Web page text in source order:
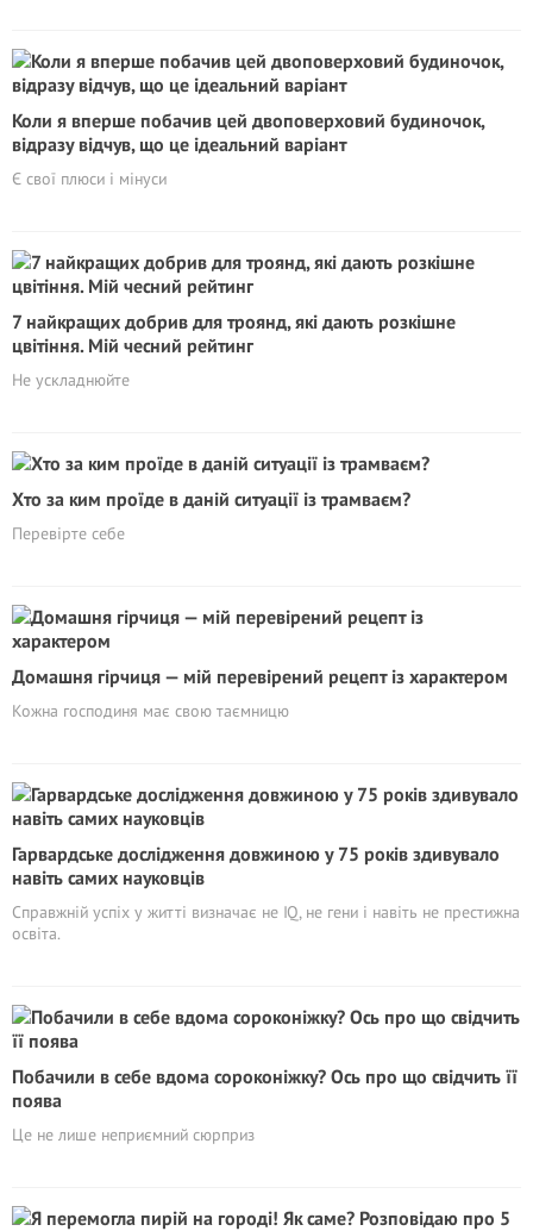
Коли я вперше побачив цей двоповерховий будиночок,
відразу відчув, що це ідеальний варіант
Є свої плюси і мінуси
7 найкращих добрив для троянд, які дають розкішне
цвітіння. Мій чесний рейтинг
Не ускладнюйте
Хто за ким проїде в даній ситуації із трамваєм?
Перевірте себе
Домашня гірчиця — мій перевірений рецепт із характером
Кожна господиня має свою таємницю
Гарвардське дослідження довжиною у 75 років здивувало
навіть самих науковців
Справжній успіх у житті визначає не IQ, не гени і навіть не престижна
освіта.
Побачили в себе вдома сороконіжку? Ось про що свідчить її
поява
Це не лише неприємний сюрприз